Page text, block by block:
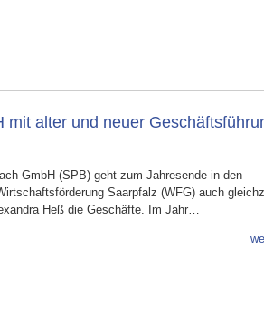
alter und neuer
GmbH (SPB) geht zum Jahresende in den
Saarpfalz (WFG) auch
Heß die Geschäfte. Im Jahr…